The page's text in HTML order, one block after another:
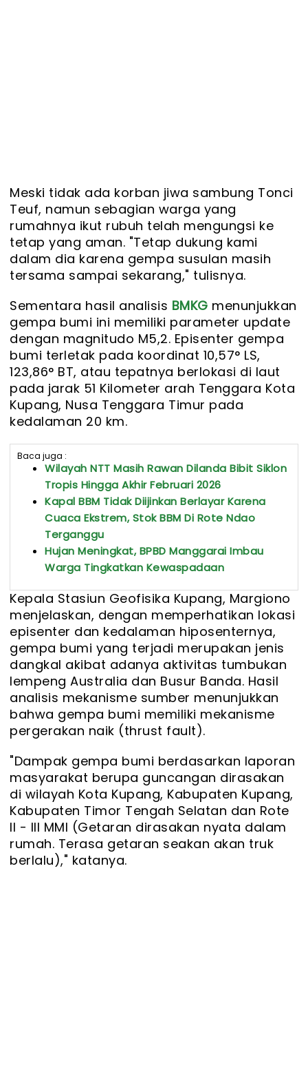
Meski tidak ada korban jiwa sambung Tonci
Teuf, namun sebagian warga yang
rumahnya ikut rubuh telah mengungsi ke
tetap yang aman. "Tetap dukung kami
dalam dia karena gempa susulan masih
tersama sampai sekarang," tulisnya.
Sementara hasil analisis BMKG menunjukkan
gempa bumi ini memiliki parameter update
dengan magnitudo M5,2. Episenter gempa
bumi terletak pada koordinat 10,57° LS,
123,86° BT, atau tepatnya berlokasi di laut
pada jarak 51 Kilometer arah Tenggara Kota
Kupang, Nusa Tenggara Timur pada
kedalaman 20 km.
Baca juga :
Wilayah NTT Masih Rawan Dilanda Bibit Siklon
Tropis Hingga Akhir Februari 2026
Kapal BBM Tidak Diijinkan Berlayar Karena
Cuaca Ekstrem, Stok BBM Di Rote Ndao
Terganggu
Hujan Meningkat, BPBD Manggarai Imbau
Warga Tingkatkan Kewaspadaan
Kepala Stasiun Geofisika Kupang, Margiono
menjelaskan, dengan memperhatikan lokasi
episenter dan kedalaman hiposenternya,
gempa bumi yang terjadi merupakan jenis
dangkal akibat adanya aktivitas tumbukan
lempeng Australia dan Busur Banda. Hasil
analisis mekanisme sumber menunjukkan
bahwa gempa bumi memiliki mekanisme
pergerakan naik (thrust fault).
"Dampak gempa bumi berdasarkan laporan
masyarakat berupa guncangan dirasakan
di wilayah Kota Kupang, Kabupaten Kupang,
Kabupaten Timor Tengah Selatan dan Rote
II - III MMI (Getaran dirasakan nyata dalam
rumah. Terasa getaran seakan akan truk
berlalu)," katanya.